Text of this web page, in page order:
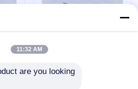
Enduro del movimiento
de Enduro del movimiento
reunión
Motocicletas Dirtbike
11:32 AM
are you looking